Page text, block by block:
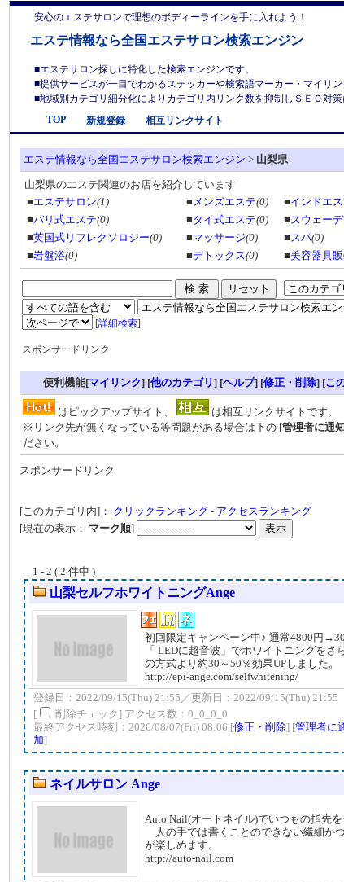
安心のエステサロンで理想のボディーラインを手に入れよう！
エステ情報なら全国エステサロン検索エンジン
■エステサロン探しに特化した検索エンジンです。
■提供サービスが一目でわかるステッカーや検索語マーカー・マイリ
■地域別カテゴリ細分化によりカテゴリ内リンク数を抑制しＳＥＯ対
TOP
新規登録 相互リンクサイト
エステ情報なら全国エステサロン検索エンジン > 山梨県
山梨県のエステ関連のお店を紹介しています
■エステサロン(1) ■ メンズエステ(0) ■インドエ
■バリ式エステ(0) ■タイ式エステ(0) ■スウェー
■英国式リフレクソロジー(0) ■マッサージ(0) ■スパ(0)
■岩盤浴(0) ■デトックス(0) ■美容器具
[詳細検索]
スポンサードリンク
便利機能[マイリンク] [他のカテゴリ] [ヘルプ] [修正・削除] [こ
はピックアップサイト、
は相互リンクサイトです。
※リンク先が無くなっている等問題がある場合は下の [管理者に通
ださい。
スポンサードリンク
[このカテゴリ内]： クリックランキング - アクセスランキング
[現在の表示： マーク順]
1 - 2 ( 2 件中 )
山梨セルフホワイトニングAnge
初回限定キャンペーン中♪ 通常4800円
「 LEDに超音波」でホワイトニングをさ
の方式より約30～50％効果UPしました。
http://epi-ange.com/selfwhitening/
登録日：2022/09/15(Thu) 21:55／更新日：2022/09/15(Thu) 21:55
[
削除チェック] アクセス数：0_0_0_0
最終アクセス時刻：2026/08/07(Fri) 08:06 [修正・削除] [管理者に
加]
ネイルサロン Ange
Auto Nail(オートネイル)でいつもの指先を
人の手では書くことのできない繊細か
が楽しめます。
http://auto-nail.com